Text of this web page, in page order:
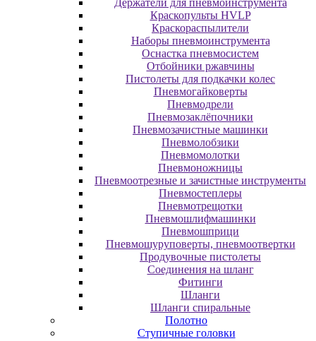
Держатели для пневмоинструмента
Краскопульты HVLP
Краскораспылители
Наборы пневмоинструмента
Оснастка пневмосистем
Отбойники ржавчины
Пистолеты для подкачки колес
Пневмогайковерты
Пневмодрели
Пневмозаклёпочники
Пневмозачистные машинки
Пневмолобзики
Пневмомолотки
Пневмоножницы
Пневмоотрезные и зачистные инструменты
Пневмостеплеры
Пневмотрещотки
Пневмошлифмашинки
Пневмошприци
Пневмошуруповерты, пневмоотвертки
Продувочные пистолеты
Соединения на шланг
Фитинги
Шланги
Шланги спиральные
Полотно
Ступичные головки